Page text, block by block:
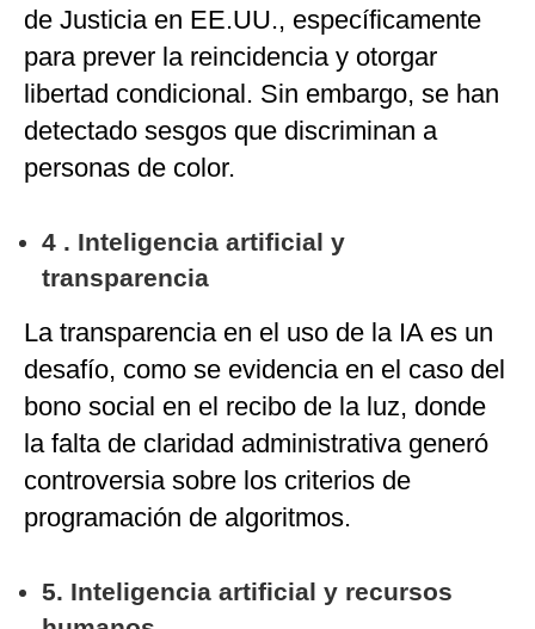
de Justicia en EE.UU., específicamente
para prever la reincidencia y otorgar
libertad condicional. Sin embargo, se han
detectado sesgos que discriminan a
personas de color.
4 . Inteligencia artificial y
transparencia
La transparencia en el uso de la IA es un
desafío, como se evidencia en el caso del
bono social en el recibo de la luz, donde
la falta de claridad administrativa generó
controversia sobre los criterios de
programación de algoritmos.
5. Inteligencia artificial y recursos